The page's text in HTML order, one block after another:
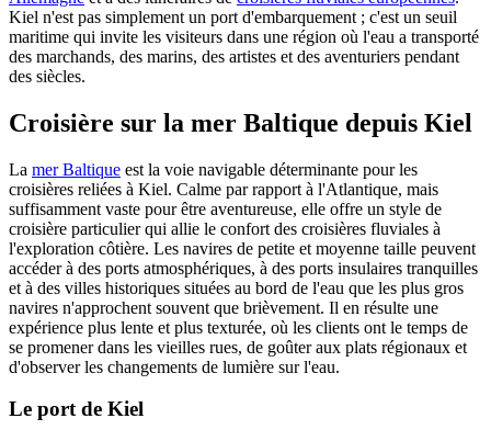
Kiel n'est pas simplement un port d'embarquement ; c'est un seuil
maritime qui invite les visiteurs dans une région où l'eau a transporté
des marchands, des marins, des artistes et des aventuriers pendant
des siècles.
Croisière sur la mer Baltique depuis Kiel
La mer Baltique est la voie navigable déterminante pour les
croisières reliées à Kiel. Calme par rapport à l'Atlantique, mais
suffisamment vaste pour être aventureuse, elle offre un style de
croisière particulier qui allie le confort des croisières fluviales à
l'exploration côtière. Les navires de petite et moyenne taille peuvent
accéder à des ports atmosphériques, à des ports insulaires tranquilles
et à des villes historiques situées au bord de l'eau que les plus gros
navires n'approchent souvent que brièvement. Il en résulte une
expérience plus lente et plus texturée, où les clients ont le temps de
se promener dans les vieilles rues, de goûter aux plats régionaux et
d'observer les changements de lumière sur l'eau.
Le port de Kiel